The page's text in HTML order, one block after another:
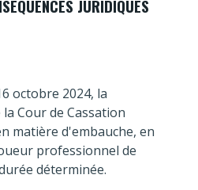
JURIDIQUES
octobre 2024, la
Cour de Cassation
matière d'embauche, en
professionnel de
déterminée.